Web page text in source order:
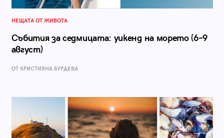
НЕЩАТА ОТ ЖИВОТА
Събития за седмицата: уикенд на морето (6–9
август)
ОТ КРИСТИЯНА БУРДЕВА